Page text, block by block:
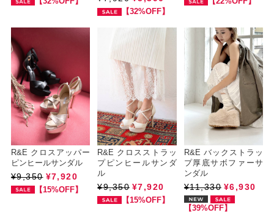
【32%OFF】
R&E クロスアッパー
ピンヒールサンダル
¥9,350 ¥7,920
【15%OFF】
R&E クロスストラッ
プピンヒールサンダ
ル
¥9,350 ¥7,920
【15%OFF】
R&E バックストラッ
プ厚底サボファーサ
ンダル
¥11,330 ¥6,930
【39%OFF】